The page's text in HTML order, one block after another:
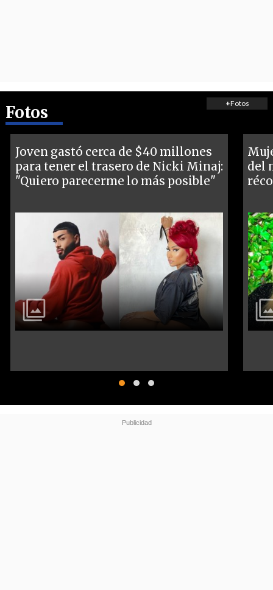
Fotos +Fotos
Joven gastó cerca de $40 millones
para tener el trasero de Nicki Minaj:
"Quiero parecerme lo más posible"
del